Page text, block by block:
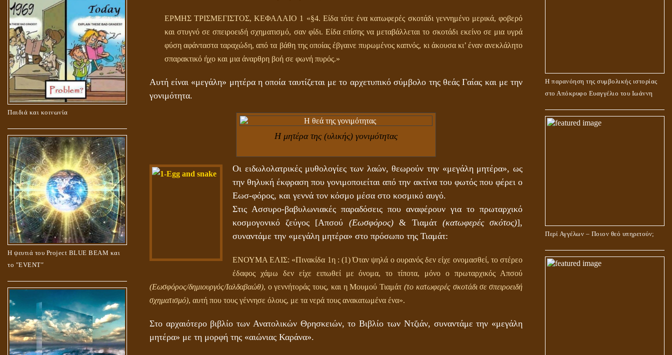
Παιδιά και κοινωνία
Η ψευτιά του Project BLUE BEAM και
το ʺEVENTʺ
ΕΡΜΗΣ ΤΡΙΣΜΕΓΙΣΤΟΣ, ΚΕΦΑΛΑΙΟ 1 «§4. Είδα τότε ένα κατωφερές σκοτάδι γεννημένο μερικά, φοβερό
και στυγνό σε σπειροειδή σχηματισμό, σαν φίδι. Είδα επίσης να μεταβάλλεται το σκοτάδι εκείνο σε μια υγρά
φύση αφάνταστα ταραχώδη, από τα βάθη της οποίας έβγαινε πυρωμένος καπνός, κι άκουσα κι’ έναν ανεκλάλητο
σπαρακτικό ήχο και μια άναρθρη βοή σε φωνή πυρός.»
Αυτή είναι «μεγάλη» μητέρα η οποία ταυτίζεται με το αρχετυπικό σύμβολο της θεάς Γαίας και με την
γονιμότητα.
Η μητέρα της (υλικής) γονιμότητας
Οι ειδωλολατρικές μυθολογίες των λαών, θεωρούν την «μεγάλη μητέρα», ως
την θηλυκή έκφραση που γονιμοποιείται από την ακτίνα του φωτός που φέρει ο
Εωσ-φόρος, και γεννά τον κόσμο μέσα στο κοσμικό αυγό.
Στις Ασσυρο-βαβυλωνιακές παραδόσεις που αναφέρουν για το πρωταρχικό
κοσμογονικό ζεύγος [Απσού (Εωσφόρος)& Τιαμάτ (κατωφερές σκότος)],
συναντάμε την «μεγάλη μητέρα» στο πρόσωπο της Τιαμάτ:
ΕΝΟΥΜΑ ΕΛΙΣ: «Πινακίδα 1η : (1) Όταν ψηλά ο ουρανός δεν είχε ονομασθεί, το στέρεο
έδαφος χάμω δεν είχε ειπωθεί με όνομα, το τίποτα, μόνο ο πρωταρχικός Απσού
(Εωσφόρος/δημιουργός/Ιαλδαβαώθ), ο γεννήτοράς τους, και η Μουμού Τιαμάτ(το κατωφερές σκοτάδι σε σπειροειδή
σχηματισμό), αυτή που τους γέννησε όλους, με τα νερά τους ανακατωμένα ένα».
Στο αρχαιότερο βιβλίο των Ανατολικών Θρησκειών, το Βιβλίο των Ντζιάν, συναντάμε την «μεγάλη
μητέρα» με τη μορφή της «αιώνιας Καράνα».
Η παρανόηση της συμβολικής ιστορίας
στο Απόκρυφο Ευαγγέλιο του Ιωάννη
Περί Αγγέλων – Ποιον θεό υπηρετούν;